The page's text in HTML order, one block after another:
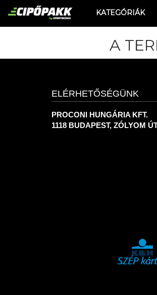
KATEGÓRIÁK
A
ELÉRHETŐSÉGÜNK
PROCONI HUNGÁRIA KFT.
1118 BUDAPEST, ZÓLYOM